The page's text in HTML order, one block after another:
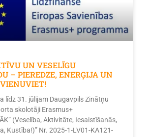
UN VESELĪGU
– PIEREDZE, ENERĢIJA UN
līdz 31. jūlijam Daugavpils Zinātņu
skolotāji Erasmus+
(Veselība, Aktivitāte, Iesaistīšanās,
Kustība!)” Nr. 2025-1-LV01-KA121-